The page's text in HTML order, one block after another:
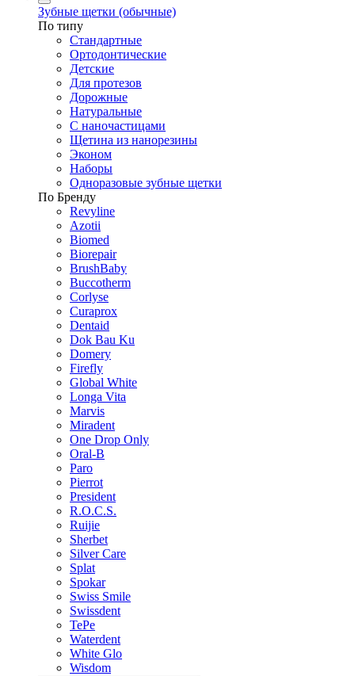
Зубные щетки (обычные)
По типу
Стандартные
Ортодонтические
Детские
Для протезов
Дорожные
Натуральные
С наночастицами
Щетина из нанорезины
Эконом
Наборы
Одноразовые зубные щетки
По Бренду
Revyline
Azotii
Biomed
Biorepair
BrushBaby
Buccotherm
Corlyse
Curaprox
Dentaid
Dok Bau Ku
Domery
Firefly
Global White
Longa Vita
Marvis
Miradent
One Drop Only
Oral-B
Paro
Pierrot
President
R.O.C.S.
Ruijie
Sherbet
Silver Care
Splat
Spokar
Swiss Smile
Swissdent
TePe
Waterdent
White Glo
Wisdom